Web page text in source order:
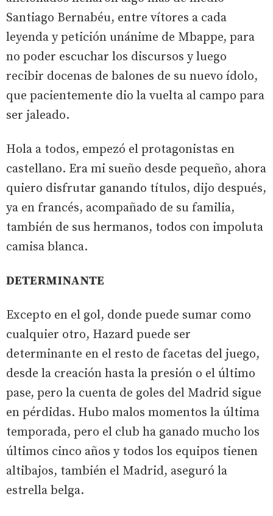
Santiago Bernabéu, entre vítores a cada
leyenda y petición unánime de Mbappe, para
no poder escuchar los discursos y luego
recibir docenas de balones de su nuevo ídolo,
que pacientemente dio la vuelta al campo para
ser jaleado.
Hola a todos, empezó el protagonistas en
castellano. Era mi sueño desde pequeño, ahora
quiero disfrutar ganando títulos, dijo después,
ya en francés, acompañado de su familia,
también de sus hermanos, todos con impoluta
camisa blanca.
DETERMINANTE
Excepto en el gol, donde puede sumar como
cualquier otro, Hazard puede ser
determinante en el resto de facetas del juego,
desde la creación hasta la presión o el último
pase, pero la cuenta de goles del Madrid sigue
en pérdidas. Hubo malos momentos la última
temporada, pero el club ha ganado mucho los
últimos cinco años y todos los equipos tienen
altibajos, también el Madrid, aseguró la
estrella belga.